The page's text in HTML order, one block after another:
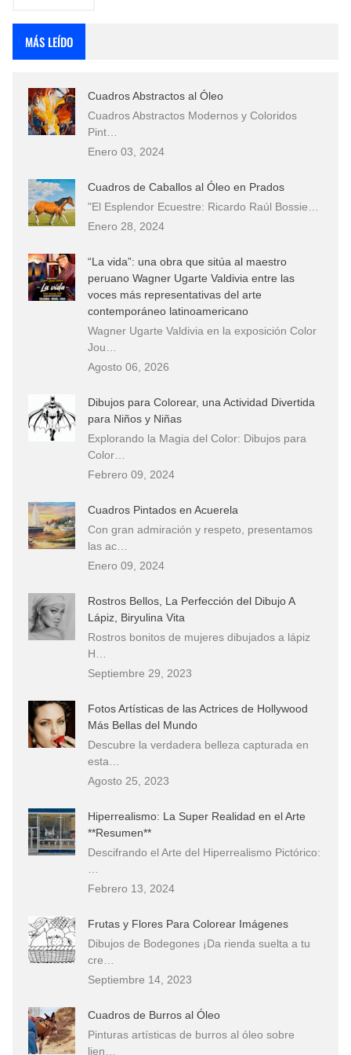
MÁS LEÍDO
Cuadros Abstractos al Óleo
Cuadros Abstractos Modernos y Coloridos
Pint…
Enero 03, 2024
Cuadros de Caballos al Óleo en Prados
"El Esplendor Ecuestre: Ricardo Raúl Bossie…
Enero 28, 2024
“La vida”: una obra que sitúa al maestro
peruano Wagner Ugarte Valdivia entre las
voces más representativas del arte
contemporáneo latinoamericano
Wagner Ugarte Valdivia en la exposición Color
Jou…
Agosto 06, 2026
Dibujos para Colorear, una Actividad Divertida
para Niños y Niñas
Explorando la Magia del Color: Dibujos para
Color…
Febrero 09, 2024
Cuadros Pintados en Acuerela
Con gran admiración y respeto, presentamos
las ac…
Enero 09, 2024
Rostros Bellos, La Perfección del Dibujo A
Lápiz, Biryulina Vita
Rostros bonitos de mujeres dibujados a lápiz
H…
Septiembre 29, 2023
Fotos Artísticas de las Actrices de Hollywood
Más Bellas del Mundo
Descubre la verdadera belleza capturada en
esta…
Agosto 25, 2023
Hiperrealismo: La Super Realidad en el Arte
**Resumen**
Descifrando el Arte del Hiperrealismo Pictórico:
Febrero 13, 2024
Frutas y Flores Para Colorear Imágenes
Dibujos de Bodegones ¡Da rienda suelta a tu
cre…
Septiembre 14, 2023
Cuadros de Burros al Óleo
Pinturas artísticas de burros al óleo sobre
lien…